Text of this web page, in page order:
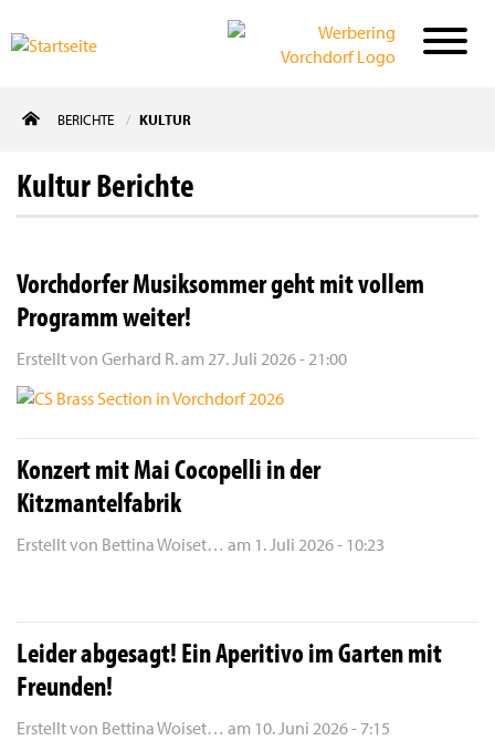
zum
BERICHTE KULTUR
Kultur Berichte
Vorchdorfer Musiksommer geht mit vollem
Programm weiter!
Erstellt von Gerhard R.am 27. Juli 2026 - 21:00
Konzert mit Mai Cocopelli in der
Kitzmantelfabrik
Erstellt von Bettina Woiset… am 1. Juli 2026 - 10:23
Leider abgesagt! Ein Aperitivo im Garten mit
Freunden!
Erstellt von Bettina Woiset… am 10. Juni 2026 - 7:15